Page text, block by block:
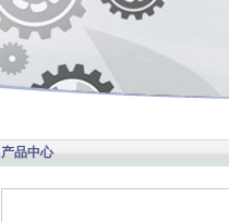
产品中心